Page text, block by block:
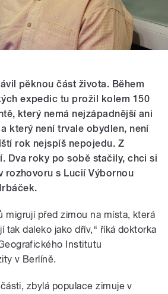
pěknou část života. Během
expedic tu prožil kolem 150
který nemá nejzápadnější ani
který není trvale obydlen, není
rok nejspíš nepojedu. Z
Dva roky po sobě stačily, chci si
rozhovoru s Lucií Výbornou
migrují před zimou na místa, která
tak daleko jako dřív,“ říká doktorka
Institutu
v Berlíně.
zbylá populace zimuje v